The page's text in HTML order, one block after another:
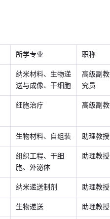
所学专业 职称
纳米材料、生物递
送与成像、干细胞
高级副
究员
细胞治疗 高级副
生物材料、自组装 助理教授
组织工程、干细
胞、外泌体
助理教授
纳米递送制剂 助理教授
生物递送 助理教授